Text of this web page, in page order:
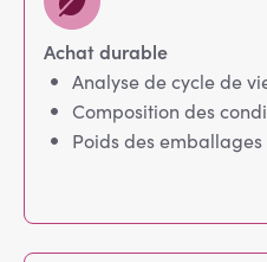
Achat durable
Analyse de cycle de
Composition des
Poids des emballages